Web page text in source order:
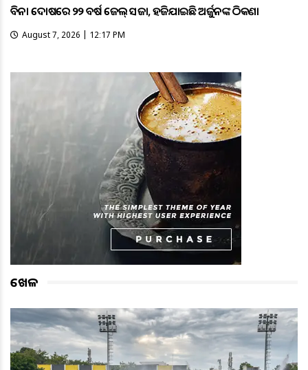
ବିନା ଦୋଷରେ ୨୨ ବର୍ଷ ଜେଲ୍ ସଜା, ହଜିଯାଇଛି ଅର୍ଜୁନଙ୍କ ଠିକଣା
August 7, 2026 | 12:17 PM
ଖେଳ